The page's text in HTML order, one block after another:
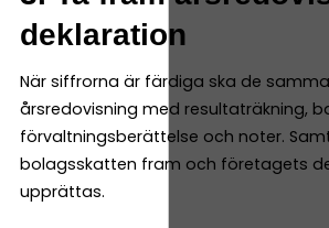
deklaration
När siffrorna är färdiga ska de
årsredovisning med resultaträkning,
förvaltningsberättelse och noter.
bolagsskatten fram och företagets
upprättas.